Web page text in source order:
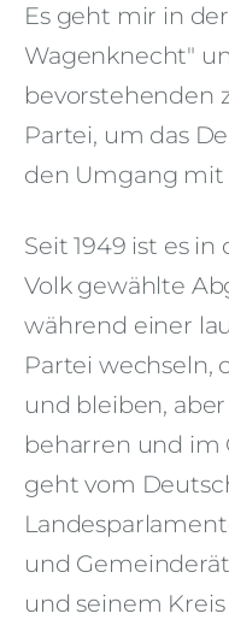
Es geht mir in
Wagenknecht"
bevorstehenden
Partei, um das
den Umgang mit
Seit 1949 ist es in
Volk gewählte
während einer
Partei wechseln,
und bleiben,
beharren und im
geht vom
und
und seinem Kreis